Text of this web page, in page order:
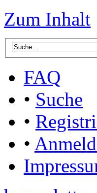
Zum Inhalt
FAQ
• Suche
•
•